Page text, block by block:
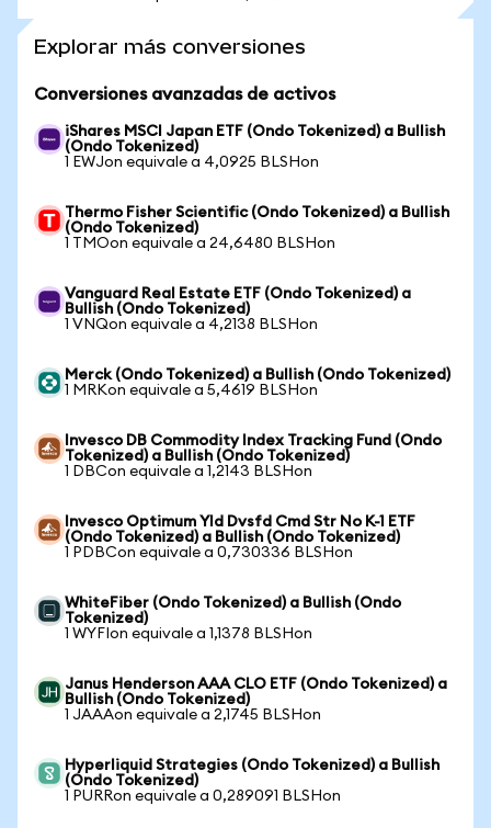
Explorar más conversiones
Conversiones avanzadas de activos
iShares MSCI Japan ETF (Ondo Tokenized) a Bullish
(Ondo Tokenized)
1 EWJon equivale a 4,0925 BLSHon
Thermo Fisher Scientific (Ondo Tokenized) a Bullish
(Ondo Tokenized)
1 TMOon equivale a 24,6480 BLSHon
Vanguard Real Estate ETF (Ondo Tokenized) a
Bullish (Ondo Tokenized)
1 VNQon equivale a 4,2138 BLSHon
Merck (Ondo Tokenized) a Bullish (Ondo Tokenized)
1 MRKon equivale a 5,4619 BLSHon
Invesco DB Commodity Index Tracking Fund (Ondo
Tokenized) a Bullish (Ondo Tokenized)
1 DBCon equivale a 1,2143 BLSHon
Invesco Optimum Yld Dvsfd Cmd Str No K-1 ETF
(Ondo Tokenized) a Bullish (Ondo Tokenized)
1 PDBCon equivale a 0,730336 BLSHon
WhiteFiber (Ondo Tokenized) a Bullish (Ondo
Tokenized)
1 WYFIon equivale a 1,1378 BLSHon
Janus Henderson AAA CLO ETF (Ondo Tokenized) a
Bullish (Ondo Tokenized)
1 JAAAon equivale a 2,1745 BLSHon
Hyperliquid Strategies (Ondo Tokenized) a Bullish
(Ondo Tokenized)
1 PURRon equivale a 0,289091 BLSHon